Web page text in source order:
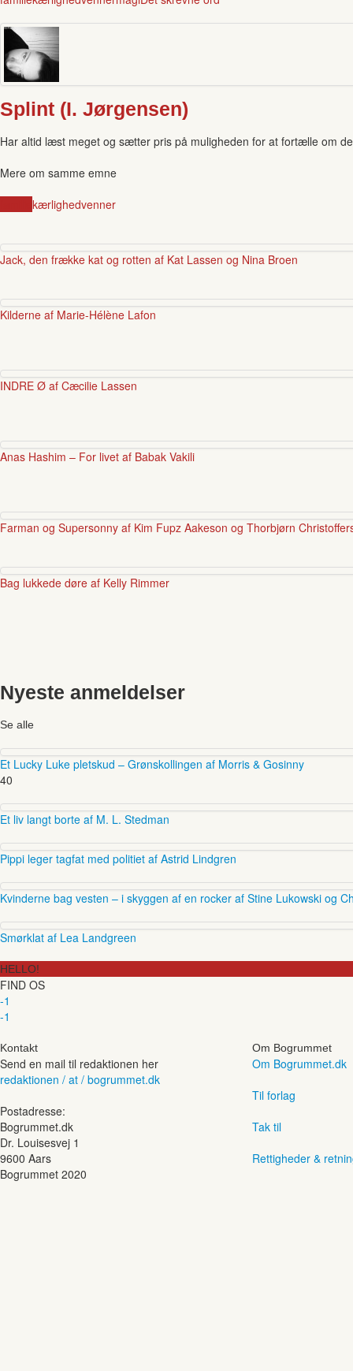
Splint (I. Jørgensen)
Har altid læst meget og sætter pris på muligheden for at fortælle om
Mere om samme emne
kærlighedvenner
Jack, den frække kat og rotten af Kat Lassen og Nina Broen
Kilderne af Marie-Hélène Lafon
INDRE Ø af Cæcilie Lassen
Anas Hashim – For livet af Babak Vakili
Farman og Supersonny af Kim Fupz Aakeson og Thorbjørn
Bag lukkede døre af Kelly Rimmer
Nyeste anmeldelser
Se alle
Et Lucky Luke pletskud – Grønskollingen af Morris & Gosinny
40
Et liv langt borte af M. L. Stedman
Pippi leger tagfat med politiet af Astrid Lindgren
Kvinderne bag vesten – i skyggen af en rocker af Stine Lukowski og
Smørklat af Lea Landgreen
HELLO!
FIND OS
-1
-1
Kontakt
Send en mail til redaktionen her
redaktionen / at / bogrummet.dk
Postadresse:
Bogrummet.dk
Dr. Louisesvej 1
9600 Aars
Om Bogrummet
Om Bogrummet.dk
Til forlag
Tak til
Rettigheder &
Bogrummet 2020